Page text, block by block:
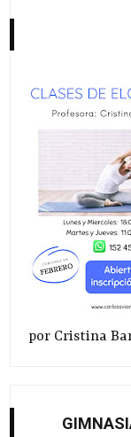
por Cristina